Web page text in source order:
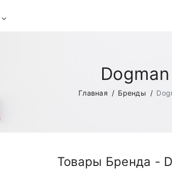
Dogman
Главная Бренды
Товары Бренда -